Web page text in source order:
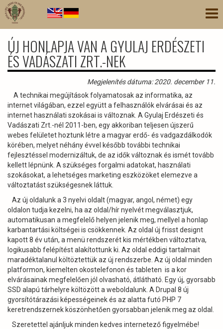
Ugrás
tartalomra
ÚJ HONLAPJA VAN A GYULAJ ERDÉSZETI
ÉS VADÁSZATI ZRT.-NEK
Megjelenítés dátuma: 2020. december 11.
A technikai megújítások folyamatosak az informatika, az
internet világában, ezzel együtt a felhasználók elvárásai és az
internet használati szokásai is változnak. A Gyulaj Erdészeti és
Vadászati Zrt.-nél 2011-ben, egy akkoriban teljesen újszerű
webes felületet hoztunk létre a magyar erdő- és vadgazdálkodók
körében, melyet néhány évvel később további technikai
fejlesztéssel modernizáltuk, de az idők változnak és ismét tovább
kellett lépnünk. A szükséges forgalmi adatokat, használati
szokásokat, a lehetséges marketing eszközöket elemezve a
változtatást szükségesnek láttuk.
Az új oldalunk a 3 nyelvi oldalt (magyar, angol, német) egy
oldalon tudja kezelni, ha az oldal/hír nyelvét megválasztjuk,
automatikusan a megfelelő helyen jelenik meg, mellyel a honlap
karbantartási költségei is csökkennek. Az oldal új frisst designt
kapott 8 év után, a menü rendszerét kis mértékben változtatva,
logikusabb felépítést alakítottunk ki. Az oldal eddigi tartalmait
maradéktalanul költöztettük az új rendszerbe. Az új oldal minden
platformon, kiemelten okostelefonon és tableten is a kor
elvárásainak megfelelően jól olvasható, átlátható. Egy új, gyorsabb
SSD alapú tárhelyre költözött a weboldalunk. A Drupal 8 új
gyorsítótárazási képességeinek és az alatta futó PHP 7
keretrendszernek köszönhetően gyorsabban jelenik meg az oldal.
Szeretettel ajánljuk minden kedves internetező figyelmébe!